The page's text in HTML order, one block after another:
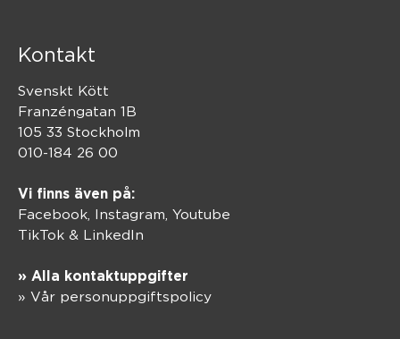
Kontakt
Svenskt Kött
Franzéngatan 1B
105 33 Stockholm
010-184 26 00
Vi finns även på:
Facebook, Instagram Youtube
TikTok & LinkedIn
» Alla kontaktuppgifter
» Vår personuppgiftspolicy